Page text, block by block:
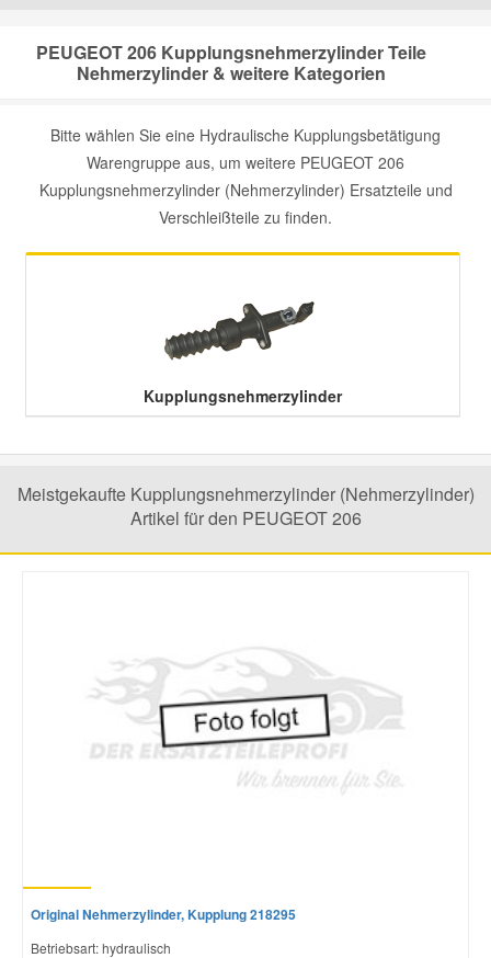
PEUGEOT 206 Kupplungsnehmerzylinder Teile
Nehmerzylinder & weitere Kategorien
Bitte wählen Sie eine Hydraulische Kupplungsbetätigung
Warengruppe aus, um weitere PEUGEOT 206
Kupplungsnehmerzylinder (Nehmerzylinder) Ersatzteile und
Verschleißteile zu finden.
Kupplungsnehmerzylinder
Meistgekaufte Kupplungsnehmerzylinder (Nehmerzylinder)
Artikel für den PEUGEOT 206
Original Nehmerzylinder, Kupplung 218295
Betriebsart: hydraulisch
Mercedes Ersatzteile
Mini Ersatzteile
Mitsubishi Ersatzteile
Nissan Ersatzteile
Porsche Ersatzteile
Seat Ersatzteile
Skoda Ersatzteile
Smart Ersatzteile
Vauxhall Ersatzteile
Volvo Ersatzteile